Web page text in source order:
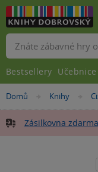
Nacházíte
zde:
Domů »
Knihy »
Zásilkovna
Vyhledávání
Bestsellery Učebnice